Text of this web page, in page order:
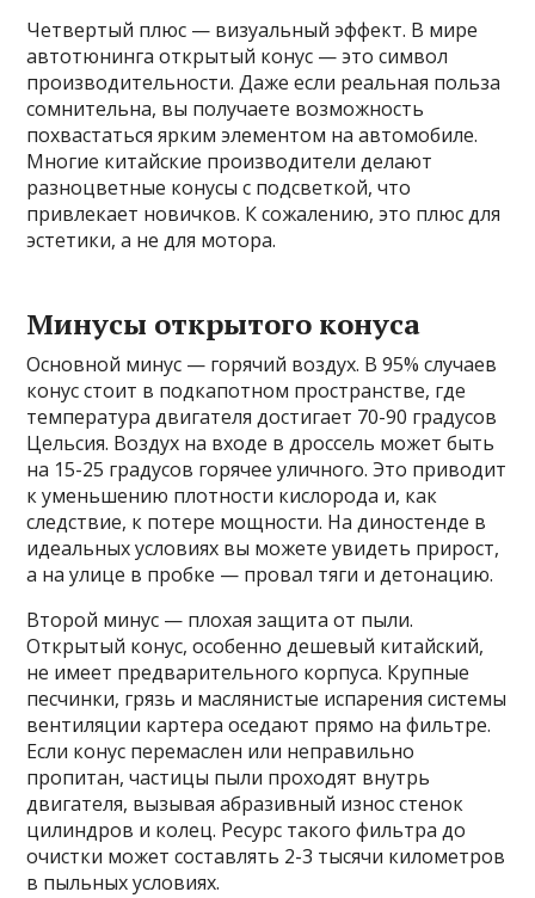
Четвертый плюс — визуальный эффект. В мире
автотюнинга открытый конус — это символ
производительности. Даже если реальная польза
сомнительна, вы получаете возможность
похвастаться ярким элементом на автомобиле.
Многие китайские производители делают
разноцветные конусы с подсветкой, что
привлекает новичков. К сожалению, это плюс для
эстетики, а не для мотора.
Минусы открытого конуса
Основной минус — горячий воздух. В 95% случаев
конус стоит в подкапотном пространстве, где
температура двигателя достигает 70-90 градусов
Цельсия. Воздух на входе в дроссель может быть
на 15-25 градусов горячее уличного. Это приводит
к уменьшению плотности кислорода и, как
следствие, к потере мощности. На диностенде в
идеальных условиях вы можете увидеть прирост,
а на улице в пробке — провал тяги и детонацию.
Второй минус — плохая защита от пыли.
Открытый конус, особенно дешевый китайский,
не имеет предварительного корпуса. Крупные
песчинки, грязь и маслянистые испарения системы
вентиляции картера оседают прямо на фильтре.
Если конус перемаслен или неправильно
пропитан, частицы пыли проходят внутрь
двигателя, вызывая абразивный износ стенок
цилиндров и колец. Ресурс такого фильтра до
очистки может составлять 2-3 тысячи километров
в пыльных условиях.